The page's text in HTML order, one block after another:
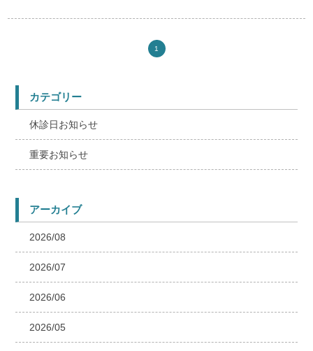
1
カテゴリー
休診日お知らせ
重要お知らせ
アーカイブ
2026/08
2026/07
2026/06
2026/05